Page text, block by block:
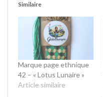
Similaire
Marque page ethnique
42 – « Lotus Lunaire »
Article similaire